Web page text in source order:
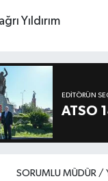
Yıldırım
EDITÖRÜN
ATSO
SORUMLU MÜDÜR /